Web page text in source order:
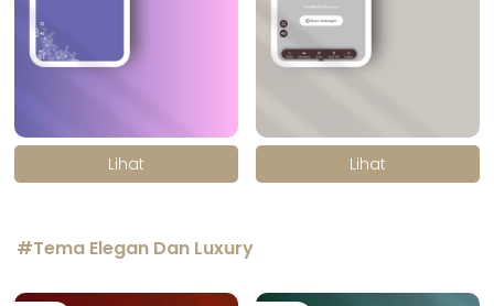
.
Lihat
.
Lihat
#Tema Elegan Dan Luxury